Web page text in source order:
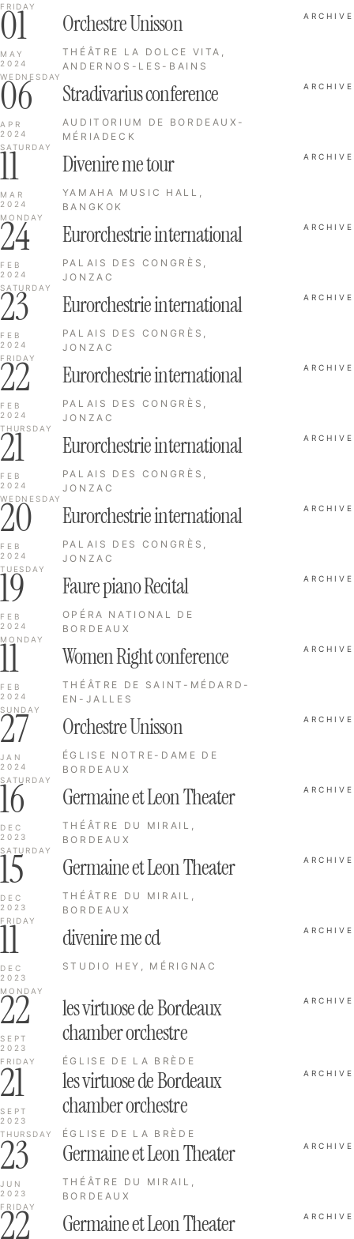
FRIDAY
01
MAY
2024
WEDNESDAY
Orchestre Unisson
THÉÂTRE LA DOLCE VITA,
ANDERNOS-LES-BAINS
ARCHIVE
06
APR
2024
SATURDAY
Stradivarius conference
AUDITORIUM DE BORDEAUX-
MÉRIADECK
ARCHIVE
11
MAR
2024
MONDAY
Divenire me tour
YAMAHA MUSIC HALL,
BANGKOK
ARCHIVE
24
FEB
2024
SATURDAY
Eurorchestrie international
PALAIS DES CONGRÈS,
JONZAC
ARCHIVE
23
FEB
2024
FRIDAY
Eurorchestrie international
PALAIS DES CONGRÈS,
JONZAC
ARCHIVE
22
FEB
2024
THURSDAY
Eurorchestrie international
PALAIS DES CONGRÈS,
JONZAC
ARCHIVE
21
FEB
2024
WEDNESDAY
Eurorchestrie international
PALAIS DES CONGRÈS,
JONZAC
ARCHIVE
20
FEB
2024
TUESDAY
Eurorchestrie international
PALAIS DES CONGRÈS,
JONZAC
ARCHIVE
19
FEB
2024
MONDAY
Faure piano Recital
OPÉRA NATIONAL DE
BORDEAUX
ARCHIVE
11
FEB
2024
SUNDAY
Women Right conference
THÉÂTRE DE SAINT-MÉDARD-
EN-JALLES
ARCHIVE
27
JAN
2024
SATURDAY
Orchestre Unisson
ÉGLISE NOTRE-DAME DE
BORDEAUX
ARCHIVE
16
DEC
2023
SATURDAY
Germaine et Leon Theater
THÉÂTRE DU MIRAIL,
BORDEAUX
ARCHIVE
15
DEC
2023
FRIDAY
Germaine et Leon Theater
THÉÂTRE DU MIRAIL,
BORDEAUX
ARCHIVE
11
DEC
2023
MONDAY
divenire me cd
STUDIO HEY, MÉRIGNAC
ARCHIVE
22
SEPT
2023
FRIDAY
les virtuose de Bordeaux
chamber orchestre
ÉGLISE DE LA BRÈDE
ARCHIVE
21
SEPT
2023
THURSDAY
les virtuose de Bordeaux
chamber orchestre
ÉGLISE DE LA BRÈDE
ARCHIVE
23
JUN
2023
FRIDAY
Germaine et Leon Theater
THÉÂTRE DU MIRAIL,
BORDEAUX
ARCHIVE
22 Germaine et Leon Theater ARCHIVE